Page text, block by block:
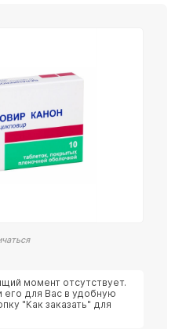
момент отсутствует.
для Вас в удобную
"Как заказать" для